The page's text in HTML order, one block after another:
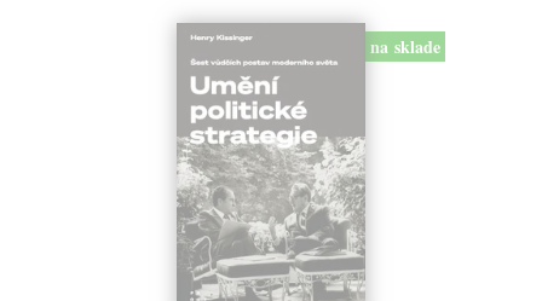
na sklade